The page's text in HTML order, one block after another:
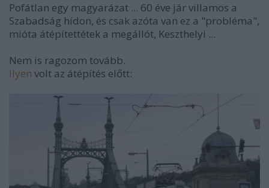
Pofátlan egy magyarázat ... 60 éve jár villamos a
Szabadság hídon, és csak azóta van ez a "probléma",
mióta átépítettétek a megállót, Keszthelyi ...
Nem is ragozom tovább.
Ilyen volt az átépítés előtt: